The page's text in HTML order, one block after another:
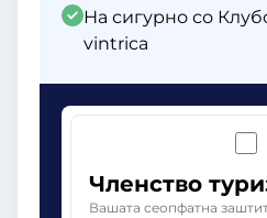
На сигурно со
vintrica
Членство
Вашата сеопфатна